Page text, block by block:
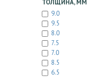
ТОЛЩИНА, ММ
9.0
9.5
8.0
7.5
7.0
8.5
6.5